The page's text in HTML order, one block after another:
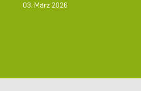
03. März 2026